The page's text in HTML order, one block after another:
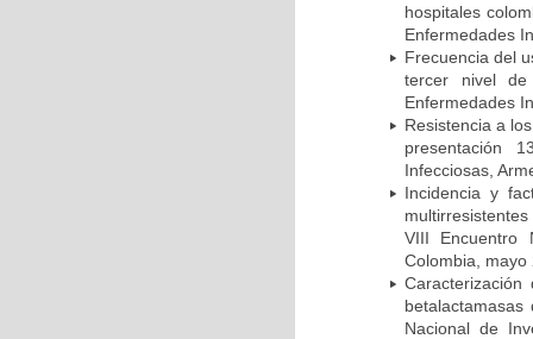
hospitales
Enfermedades
Frecuencia del
tercer nivel de
Enfermedades
Resistencia a
presentación
Infecciosas,
Incidencia y
VIII Encuentro
Colombia, mayo
Nacional de